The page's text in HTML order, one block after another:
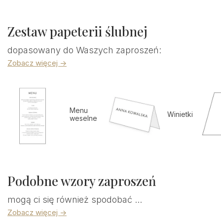
Zestaw papeterii ślubnej
dopasowany do Waszych zaproszeń:
Zobacz więcej ->
Menu
weselne
Winietki
Podobne wzory zaproszeń
mogą ci się również spodobać ...
Zobacz więcej ->